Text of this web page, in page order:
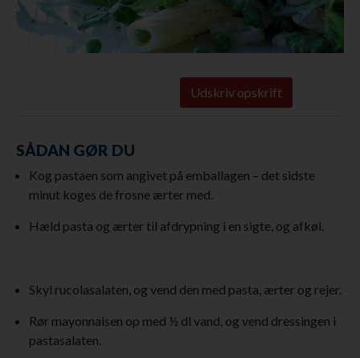
Udskriv opskrift
SÅDAN GØR DU
Kog pastaen som angivet på emballagen – det sidste
minut koges de frosne ærter med.
Hæld pasta og ærter til afdrypning i en sigte, og afkøl.
Skyl rucolasalaten, og vend den med pasta, ærter og rejer.
Rør mayonnaisen op med ½ dl vand, og vend dressingen i
pastasalaten.